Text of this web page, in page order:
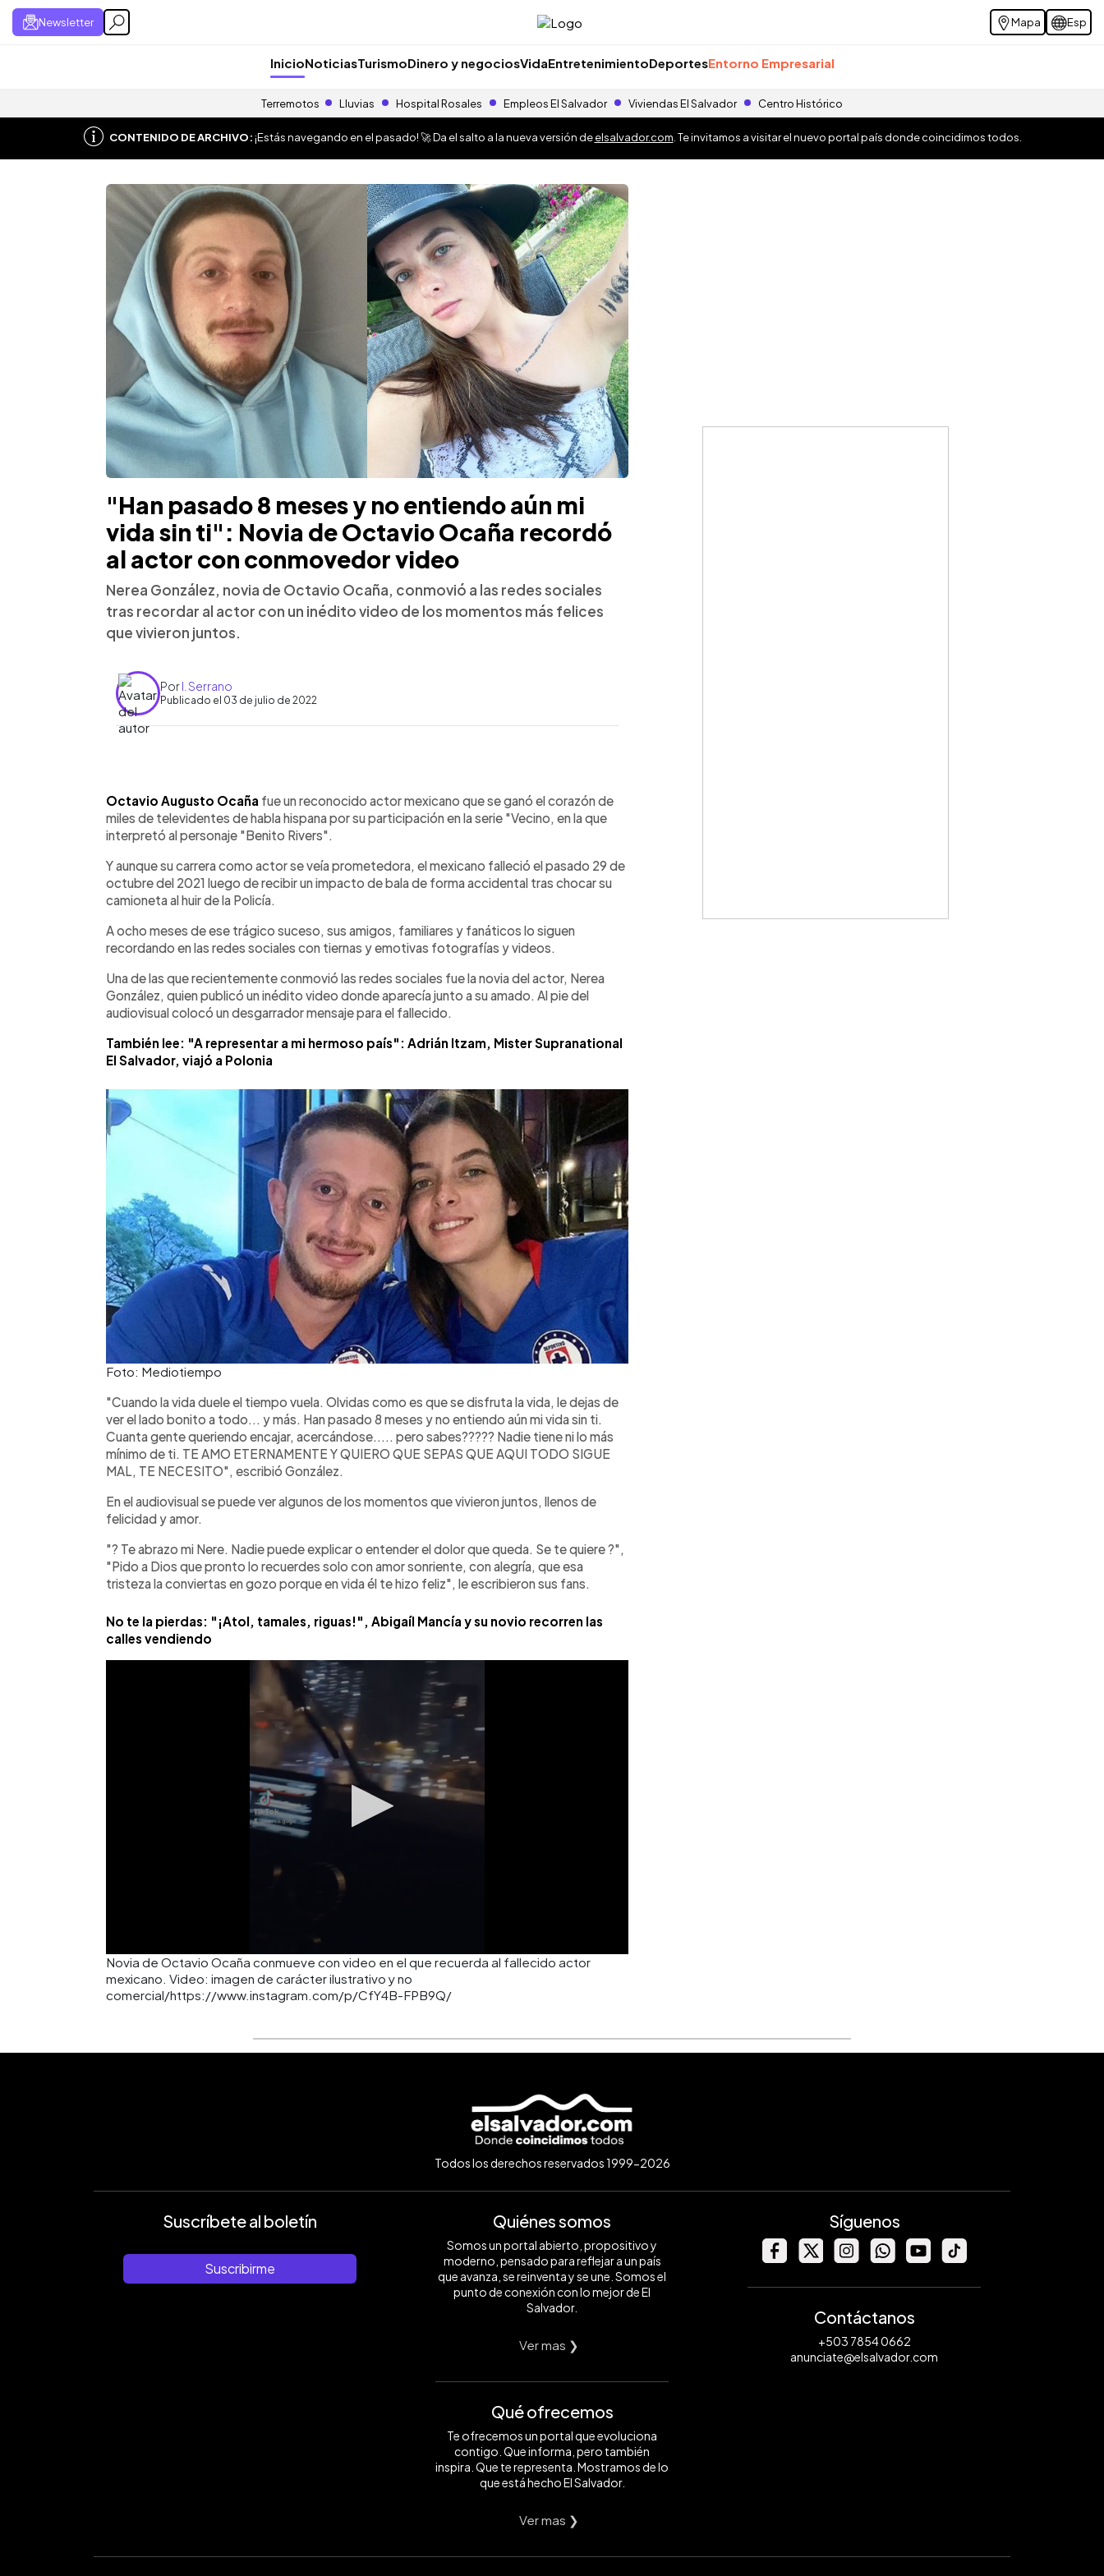
Newsletter Mapa Esp
InicioNoticiasTurismoDinero y negociosVidaEntretenimientoDeportesEntorno Empresarial
Terremotos Lluvias Hospital Rosales Empleos El Salvador Viviendas El Salvador Centro Histórico
CONTENIDO DE ARCHIVO:¡Estás navegando en el pasado! 🚀 Da el salto a la nueva versión deelsalvador.com . Te invitamos a visitar el nuevo portal país donde coincidimos todos.
"Han pasado 8 meses y no entiendo aún mi
vida sin ti": Novia de Octavio Ocaña recordó
al actor con conmovedor video
Nerea González, novia de Octavio Ocaña, conmovió a las redes sociales
tras recordar al actor con un inédito video de los momentos más felices
que vivieron juntos.
PorI. Serrano
Publicado el 03 de julio de 2022
► Escuchar artículo
Octavio Augusto Ocaña fue un reconocido actor mexicano que se ganó el corazón de
miles de televidentes de habla hispana por su participación en la serie "Vecino, en la que
interpretó al personaje "Benito Rivers".
Y aunque su carrera como actor se veía prometedora, el mexicano falleció el pasado 29 de
octubre del 2021 luego de recibir un impacto de bala de forma accidental tras chocar su
camioneta al huir de la Policía.
A ocho meses de ese trágico suceso, sus amigos, familiares y fanáticos lo siguen
recordando en las redes sociales con tiernas y emotivas fotografías y videos.
Una de las que recientemente conmovió las redes sociales fue la novia del actor, Nerea
González, quien publicó un inédito video donde aparecía junto a su amado. Al pie del
audiovisual colocó un desgarrador mensaje para el fallecido.
También lee: "A representar a mi hermoso país": Adrián Itzam, Mister Supranational
El Salvador, viajó a Polonia
Foto: Mediotiempo
"Cuando la vida duele el tiempo vuela. Olvidas como es que se disfruta la vida, le dejas de
ver el lado bonito a todo... y más. Han pasado 8 meses y no entiendo aún mi vida sin ti.
Cuanta gente queriendo encajar, acercándose..... pero sabes????? Nadie tiene ni lo más
mínimo de ti. TE AMO ETERNAMENTE Y QUIERO QUE SEPAS QUE AQUI TODO SIGUE
MAL, TE NECESITO", escribió González.
En el audiovisual se puede ver algunos de los momentos que vivieron juntos, llenos de
felicidad y amor.
"? Te abrazo mi Nere. Nadie puede explicar o entender el dolor que queda. Se te quiere ?",
"Pido a Dios que pronto lo recuerdes solo con amor sonriente, con alegría, que esa
tristeza la conviertas en gozo porque en vida él te hizo feliz", le escribieron sus fans.
No te la pierdas: "¡Atol, tamales, riguas!", Abigaíl Mancía y su novio recorren las
calles vendiendo
Novia de Octavio Ocaña conmueve con video en el que recuerda al fallecido actor
mexicano. Video: imagen de carácter ilustrativo y no
comercial/https://www.instagram.com/p/CfY4B-FPB9Q/
Todos los derechos reservados 1999-2026
Suscríbete al boletín
Suscribirme
Quiénes somos
Somos un portal abierto, propositivo y
moderno, pensado para reflejar a un país
que avanza, se reinventa y se une. Somos el
punto de conexión con lo mejor de El
Salvador.
Ver mas ❯
Qué ofrecemos
Te ofrecemos un portal que evoluciona
contigo. Que informa, pero también
inspira. Que te representa. Mostramos de lo
que está hecho El Salvador.
Ver mas ❯
Síguenos
Contáctanos
+503 7854 0662
anunciate@elsalvador.com